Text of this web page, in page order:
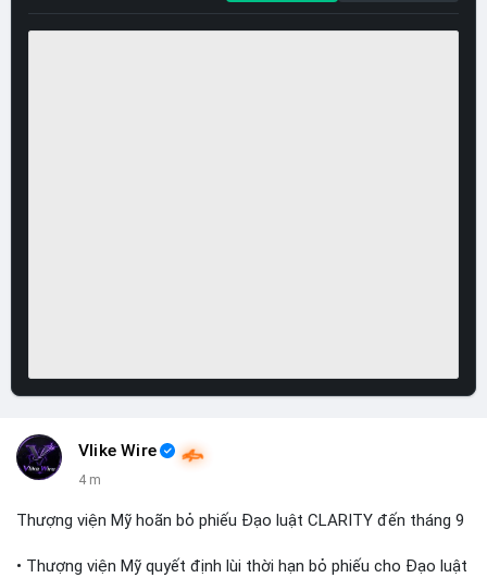
Vlike Wire
4 m
Thượng viện Mỹ hoãn bỏ phiếu Đạo luật CLARITY đến tháng 9
• Thượng viện Mỹ quyết định lùi thời hạn bỏ phiếu cho Đạo luật